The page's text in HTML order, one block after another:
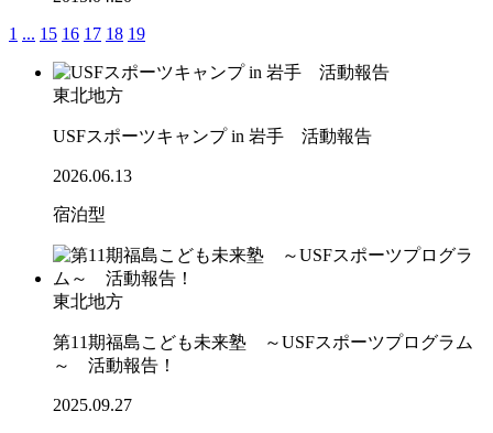
1 ... 15 16 17 18 19
東北地方
USFスポーツキャンプ in 岩手 活動報告
2026.06.13
宿泊型
東北地方
第11期福島こども未来塾 ～USFスポーツプログラム
～ 活動報告！
2025.09.27